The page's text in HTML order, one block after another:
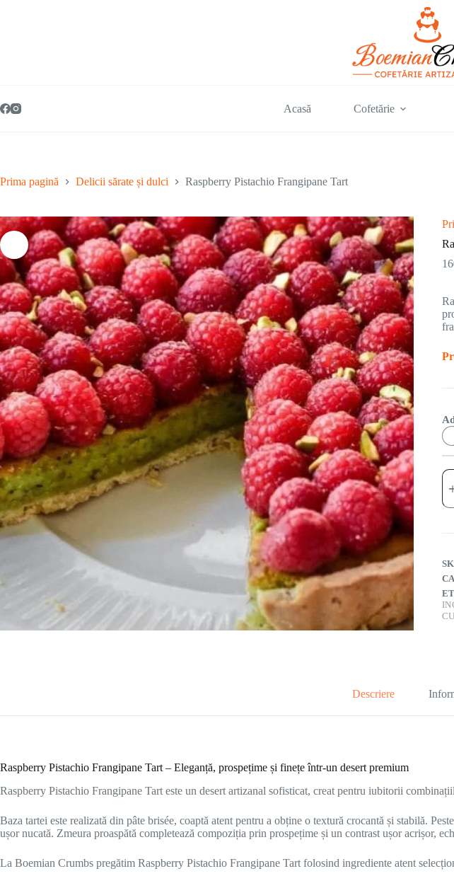
Acasă Cofetărie
Prima pagină Delicii sărate și dulci Raspberry Pistachio Frangipane Tart
Descriere
Raspberry Pistachio Frangipane Tart – Eleganță, prospețime și finețe într-un desert premium
Raspberry Pistachio Frangipane Tart este un desert artizanal sofisticat, creat pentru iubitorii
Baza tartei este realizată din pâte brisée, coaptă atent pentru a obține o textură crocantă și stabilă.
ușor nucată. Zmeura proaspătă completează compoziția prin prospețime și un contrast ușor acrișor,
La Boemian Crumbs pregătim Raspberry Pistachio Frangipane Tart folosind ingrediente atent